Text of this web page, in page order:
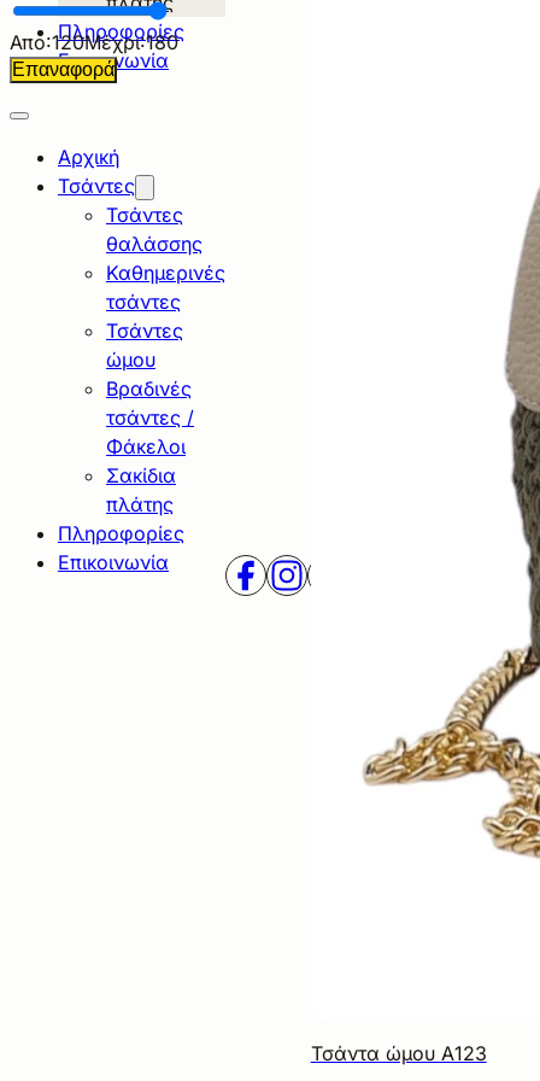
Πληροφορίες
Επικοινωνία
Αρχική
Τσάντες
Τσάντες
θαλάσσης
Καθημερινές
τσάντες
Τσάντες
ώμου
Βραδινές
τσάντες /
Φάκελοι
Σακίδια
πλάτης
Πληροφορίες
Επικοινωνία
Απο:120Μέχρι:180
Eπαναφορά
Τσάντα ώμου Α123